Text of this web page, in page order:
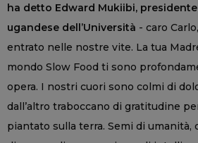
ha detto Edward Mukiibi,
ugandese dell’Università - caro
entrato nelle nostre vite. La tua
mondo Slow Food ti sono
opera. I nostri cuori sono colmi di
dall’altro traboccano di gratitudine
piantato sulla terra. Semi di umanità,